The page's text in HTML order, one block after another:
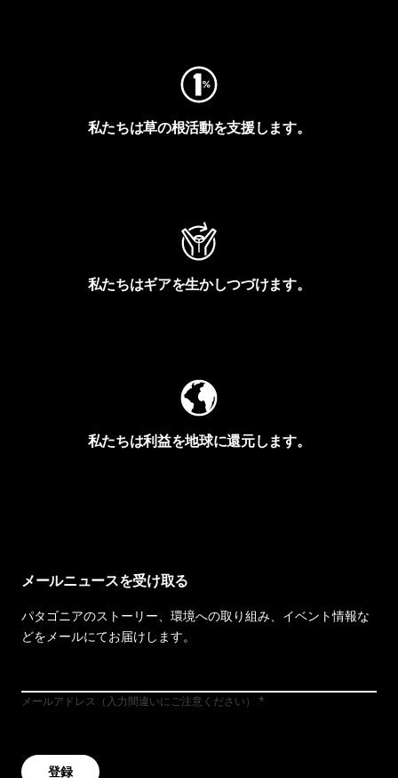
私たちは草の根活動を支援します。
私たちはギアを生かしつづけます。
私たちは利益を地球に還元します。
メールニュースを受け取る
パタゴニアのストーリー、環境への取り組み、イベント情報な
どをメールにてお届けします。
メールアドレス（入力間違いにご注意ください）
登録